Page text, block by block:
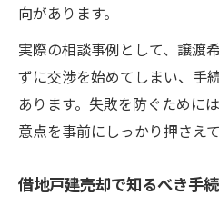
売却時に必要な契
借地戸建の税制優
地主との信頼構築でス
借地戸建譲渡で地
地主との対話で承
借地戸建売却時の
向があります。
実際の相談事例として、譲渡
ずに交渉を始めてしまい、手
あります。失敗を防ぐために
意点を事前にしっかり押さえ
借地戸建売却で知るべき手